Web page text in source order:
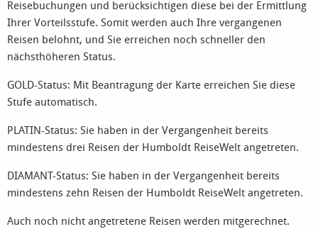
Reisebuchungen und berücksichtigen diese bei der Ermittlung
Ihrer Vorteilsstufe. Somit werden auch Ihre vergangenen
Reisen belohnt, und Sie erreichen noch schneller den
nächsthöheren Status.
GOLD-Status: Mit Beantragung der Karte erreichen Sie diese
Stufe automatisch.
PLATIN-Status: Sie haben in der Vergangenheit bereits
mindestens drei Reisen der Humboldt ReiseWelt angetreten.
DIAMANT-Status: Sie haben in der Vergangenheit bereits
mindestens zehn Reisen der Humboldt ReiseWelt angetreten.
Auch noch nicht angetretene Reisen werden mitgerechnet.